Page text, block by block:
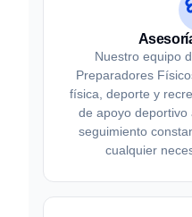
Nuestro equipo
Preparadores
física, deporte y
de apoyo deportivo
seguimiento
cualquier